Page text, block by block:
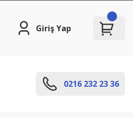
Giriş Yap
0216 232 23 36